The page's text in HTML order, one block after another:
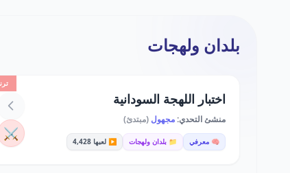
بلدان ولهجات
اختبار اللهجة السودانية
منشئ التحدي:مجهول (مبتدئ)
🧠 معرفي 📁 بلدان ولهجات ▶️ لعبها 4,428 ⚔️